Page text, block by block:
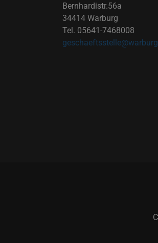
Bernhardistr.56a
34414 Warburg
Tel. 05641-7468008